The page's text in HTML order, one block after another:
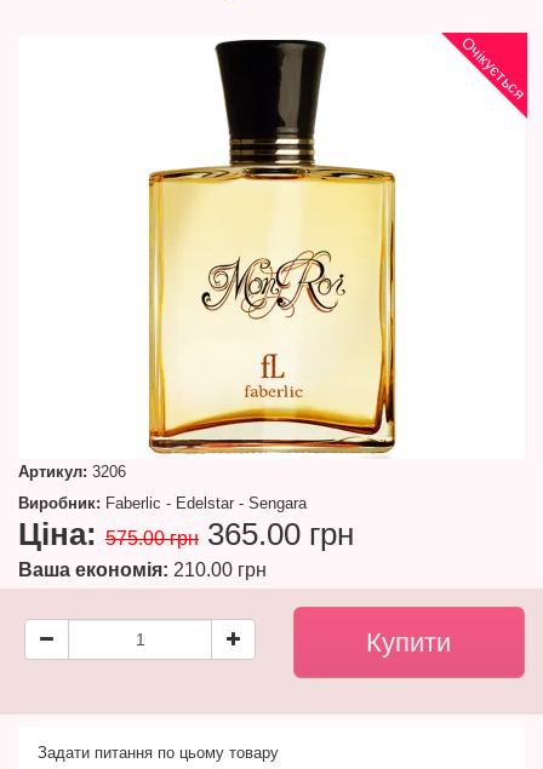
Очікується
Артикул: 3206
Виробник: Faberlic - Edelstar - Sengara
Ціна: 575.00 грн 365.00 грн
Ваша економія: 210.00 грн
Задати питання по цьому товару